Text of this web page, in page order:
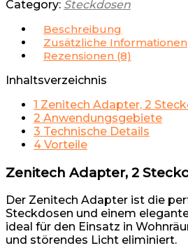
Category: Steckdosen
Beschreibung
Zusätzliche Informationen
Rezensionen (8)
Inhaltsverzeichnis
1 Zenitech Adapter, 2
2 Anwendungsgebiete
3 Technische Details
4 Vorteile
Zenitech Adapter, 2
Der Zenitech Adapter ist die
Steckdosen und einem
ideal für den Einsatz in
und störendes Licht eliminiert.